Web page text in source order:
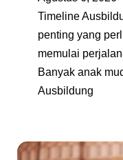
Timeline
penting yang
memulai
Banyak anak
Ausbildung